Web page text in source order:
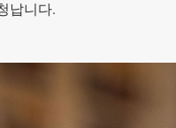
납니다.